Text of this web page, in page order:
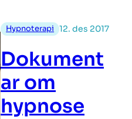
hvordan
det
når
Hope
prøvde
Hypnoterapi 12. des 2017
Dokument
ar om
hypnose